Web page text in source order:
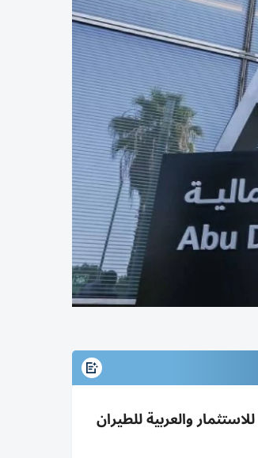
بين 10-14 أغسطس، بينها دبي للاستثمار والعربية للطيران